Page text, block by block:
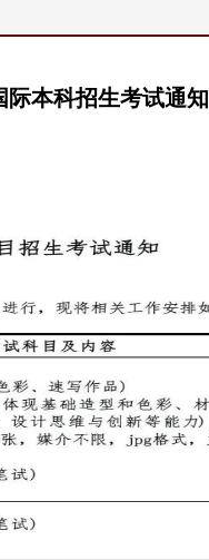
本科招生考试通知